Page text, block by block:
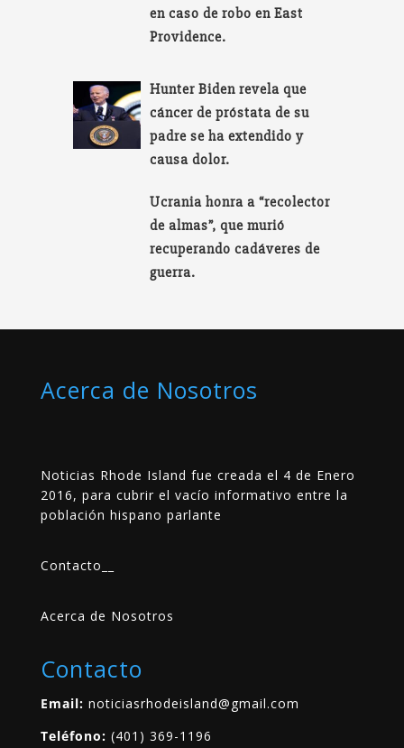
en caso de robo en East
Providence.
Hunter Biden revela que
cáncer de próstata de su
padre se ha extendido y
causa dolor.
Ucrania honra a “recolector
de almas”, que murió
recuperando cadáveres de
guerra.
Acerca de Nosotros
Noticias Rhode Island fue creada el 4 de Enero
2016, para cubrir el vacío informativo entre la
población hispano parlante
Contacto
Acerca de Nosotros
Contacto
Email: noticiasrhodeisland@gmail.com
Teléfono: (401) 369-1196